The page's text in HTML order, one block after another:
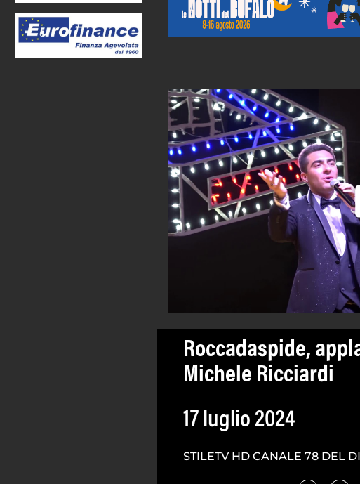
Roccadaspide,
Michele Ricciardi
17 luglio 2024
STILETV HD CANALE 78 DEL